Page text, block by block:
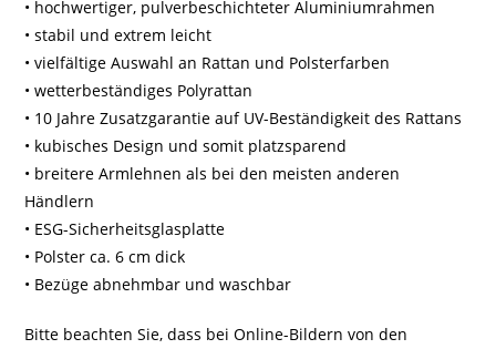
• hochwertiger, pulverbeschichteter Aluminiumrahmen
• stabil und extrem leicht
• vielfältige Auswahl an Rattan und Polsterfarben
• wetterbeständiges Polyrattan
• 10 Jahre Zusatzgarantie auf UV-Beständigkeit des Rattans
• kubisches Design und somit platzsparend
• breitere Armlehnen als bei den meisten anderen
Händlern
• ESG-Sicherheitsglasplatte
• Polster ca. 6 cm dick
• Bezüge abnehmbar und waschbar
Bitte beachten Sie, dass bei Online-Bildern von den